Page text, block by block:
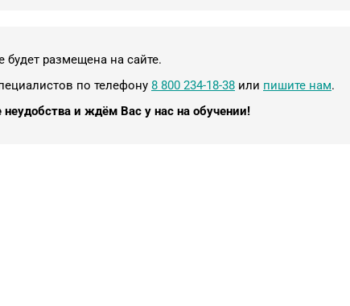
размещена на сайте.
по телефону 8 800 234-18-38 или пишите нам.
и ждём Вас у нас на обучении!